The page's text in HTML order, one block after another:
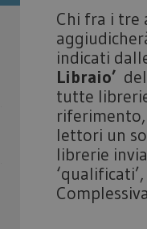
Chi fra i tre
indicati
Libraio’
tutte
lettori un
librerie